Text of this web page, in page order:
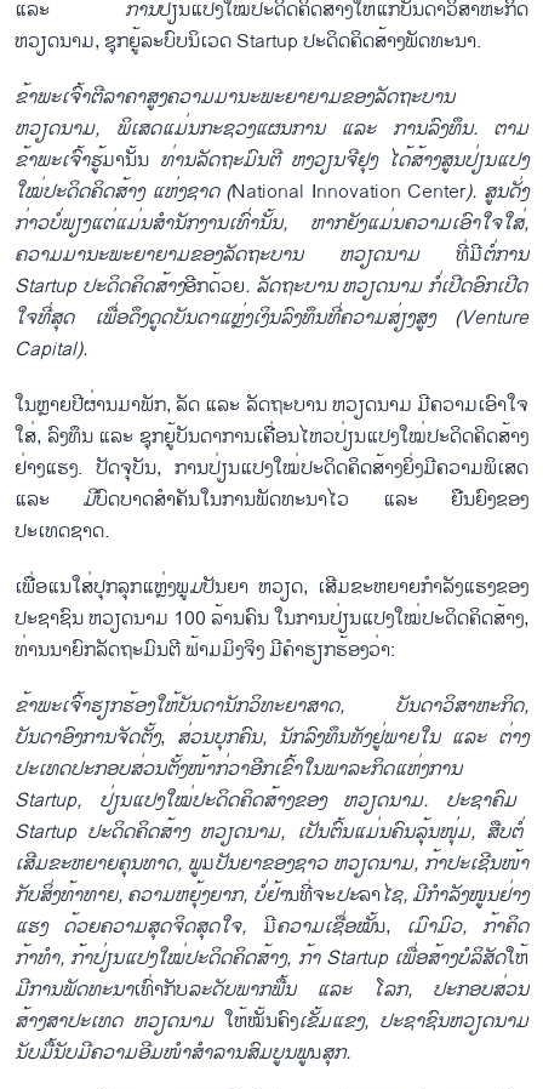
ແລະ ການປ່ຽນແປງໃໝ່ປະດິດຄິດສ້າງໃຫ້ແກ່ບັນດາວິສາຫະກິດ
ຫວຽດນາມ, ຊຸກຍູ້ລະບົບນິເວດStartup ປະດິດຄິດສ້າງພັດທະນາ.
ຂ້າພະເຈົ້າຕີລາຄາສູງຄວາມມານະພະຍາຍາມຂອງລັດຖະບານ
ຫວຽດນາມ, ພິເສດແມ່ນກະຊວງແຜນການ ແລະ ການລົງທຶນ. ຕາມ
ຂ້າພະເຈົ້າຮູ້ມານັ້ນ ທ່ານລັດຖະມົນຕີ ຫງວຽນຈີຢຸງ ໄດ້ສ້າງສູນປ່ຽນແປງ
ໃໝ່ປະດິດຄິດສ້າງ ແຫ່ງຊາດ(National Innovation Center). ສູນດັ່ງ
ກ່າວບໍ່ພຽງແຕ່ແມ່ນສຳນັກງານເທົ່ານັ້ນ, ຫາກຍັງແມ່ນຄວາມເອົາໃຈໃສ່,
ຄວາມມານະພະຍາຍາມຂອງລັດຖະບານ ຫວຽດນາມ ທີ່ມີຕໍ່ການ
Startupປະດິດຄິດສ້າງອີກດ້ວຍ. ລັດຖະບານຫວຽດນາມກໍ່ເປີດອົກເປີດ
ໃຈທີ່ສຸດ ເພື່ອດຶງດູດບັນດາແຫຼ່ງເງິນລົງທຶນທີ່ຄວາມສ່ຽງສູງ(Venture
Capital).
ໃນຫຼາຍປີຜ່ານມາພັກ, ລັດ ແລະ ລັດຖະບານ ຫວຽດນາມ ມີຄວາມເອົາໃຈ
ໃສ່, ລົງທຶນ ແລະ ຊຸກຍູ້ບັນດາການເຄື່ອນໄຫວປ່ຽນແປງໃໝ່ປະດິດຄິດສ້າງ
ຢ່າງແຮງ. ປັດຈຸບັນ, ການປ່ຽນແປງໃໝ່ປະດິດຄິດສ້າງຍິ່ງມີຄວາມພິເສດ
ແລະ ມີບົດບາດສຳຄັນໃນການພັດທະນາໄວ ແລະ ຍືນຍົງຂອງ
ປະເທດຊາດ.
ເພື່ອແນໃສ່ປຸກລຸກແຫຼ່ງພູມປັນຍາ ຫວຽດ, ເສີມຂະຫຍາຍກຳລັງແຮງຂອງ
ປະຊາຊົນ ຫວຽດນາມ 100 ລ້ານຄົນ ໃນການປ່ຽນແປງໃໝ່ປະດິດຄິດສ້າງ,
ທ່ານນາຍົກລັດຖະມົນຕີ ຟ້າມມິງຈິງ ມີຄຳຮຽກຮ້ອງວ່າ:
ຂ້າພະເຈົ້າຮຽກຮ້ອງໃຫ້ບັນດານັກວິທະຍາສາດ, ບັນດາວິສາຫະກິດ,
ບັນດາອົງການຈັດຕັ້ງ, ສ່ວນບຸກຄົນ, ນັກລົງທຶນທັງຢູ່ພາຍໃນ ແລະ ຕ່າງ
ປະເທດປະກອບສ່ວນຕັ້ງໜ້າກ່ວາອີກເຂົ້າໃນພາລະກິດແຫ່ງການ
Startup, ປ່ຽນແປງໃໝ່ປະດິດຄິດສ້າງຂອງ ຫວຽດນາມ. ປະຊາຄົມ
Startup ປະດິດຄິດສ້າງ ຫວຽດນາມ, ເປັນຕົ້ນແມ່ນຄົນລຸ້ນໜຸ່ມ, ສືບຕໍ່
ເສີມຂະຫຍາຍຄຸນທາດ, ພູມປັນຍາຂອງຊາວ ຫວຽດນາມ,ກ້າປະເຊີນໜ້າ
ກັບສິ່ງທ້າທາຍ,ຄວາມຫຍຸ້ງຍາກ, ບໍ່ຢ້ານທີ່ຈະປະລາໄຊ,ມີກຳລັງໜູນຢ່າງ
ແຮງ ດ້ວຍຄວາມສຸດຈິດສຸດໃຈ, ມີຄວາມເຊື່ອໝັ້ນ, ເມົາມົວ, ກ້າຄິດ
ກ້າທຳ,ກ້າປ່ຽນແປງໃໝ່ປະດິດຄິດສ້າງ, ກ້າStartup ເພື່ອສ້າງບໍລິສັດໃຫ້
ມີການພັດທະນາເທົ່າກັບລະດັບພາກພື້ນ ແລະ ໂລກ, ປະກອບສ່ວນ
ສ້າງສາປະເທດ ຫວຽດນາມ ໃຫ້ໝັ້ນຄົງເຂັ້ມແຂງ, ປະຊາຊົນຫວຽດນາມ
ນັບມື້ນັບມີຄວາມອີມໜຳສຳລານສົມບູນພູນສຸກ.